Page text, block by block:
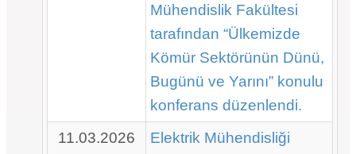
Mühendislik Fakültesi
tarafından “Ülkemizde
Kömür Sektörünün Dünü,
Bugünü ve Yarını” konulu
konferans düzenlendi.
11.03.2026
Elektrik Mühendisliği